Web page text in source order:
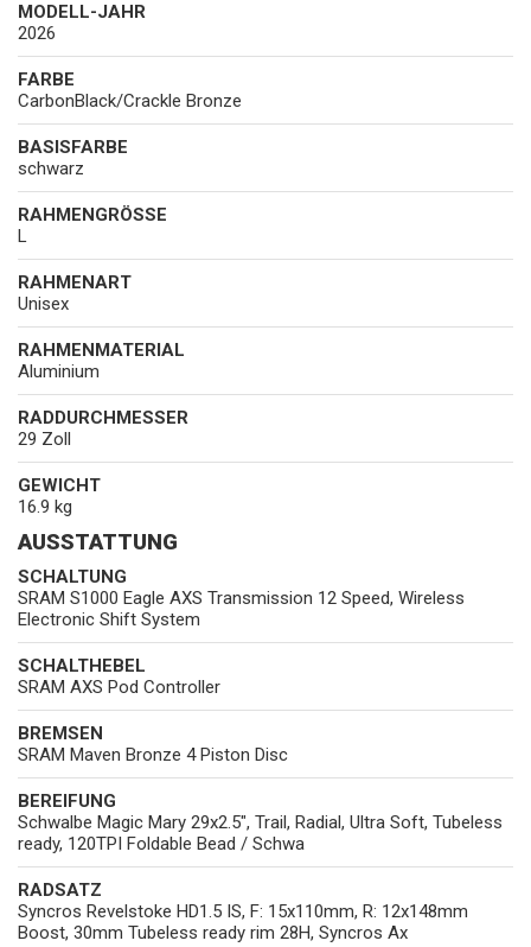
MODELL-JAHR
2026
FARBE
CarbonBlack/Crackle Bronze
BASISFARBE
schwarz
RAHMENGRÖSSE
L
RAHMENART
Unisex
RAHMENMATERIAL
Aluminium
RADDURCHMESSER
29 Zoll
GEWICHT
16.9 kg
AUSSTATTUNG
SCHALTUNG
SRAM S1000 Eagle AXS Transmission 12 Speed, Wireless
Electronic Shift System
SCHALTHEBEL
SRAM AXS Pod Controller
BREMSEN
SRAM Maven Bronze 4 Piston Disc
BEREIFUNG
Schwalbe Magic Mary 29x2.5", Trail, Radial, Ultra Soft, Tubeless
ready, 120TPI Foldable Bead / Schwa
RADSATZ
Syncros Revelstoke HD1.5 IS, F: 15x110mm, R: 12x148mm
Boost, 30mm Tubeless ready rim 28H, Syncros Ax